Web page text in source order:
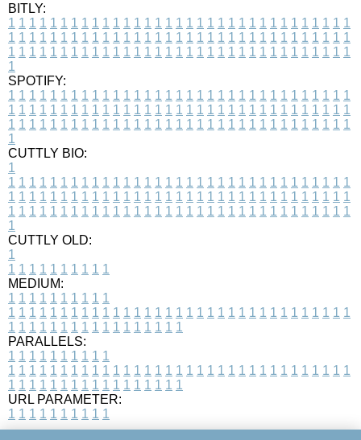
BITLY:
1 1 1 1 1 1 1 1 1 1 1 1 1 1 1 1 1 1 1 1 1 1 1 1 1 1 1 1 1 1 1 1 1
1 1 1 1 1 1 1 1 1 1 1 1 1 1 1 1 1 1 1 1 1 1 1 1 1 1 1 1 1 1 1 1 1
1 1 1 1 1 1 1 1 1 1 1 1 1 1 1 1 1 1 1 1 1 1 1 1 1 1 1 1 1 1 1 1 1
1
SPOTIFY:
1 1 1 1 1 1 1 1 1 1 1 1 1 1 1 1 1 1 1 1 1 1 1 1 1 1 1 1 1 1 1 1 1
1 1 1 1 1 1 1 1 1 1 1 1 1 1 1 1 1 1 1 1 1 1 1 1 1 1 1 1 1 1 1 1 1
1 1 1 1 1 1 1 1 1 1 1 1 1 1 1 1 1 1 1 1 1 1 1 1 1 1 1 1 1 1 1 1 1
1
CUTTLY BIO:
1
1 1 1 1 1 1 1 1 1 1 1 1 1 1 1 1 1 1 1 1 1 1 1 1 1 1 1 1 1 1 1 1 1
1 1 1 1 1 1 1 1 1 1 1 1 1 1 1 1 1 1 1 1 1 1 1 1 1 1 1 1 1 1 1 1 1
1 1 1 1 1 1 1 1 1 1 1 1 1 1 1 1 1 1 1 1 1 1 1 1 1 1 1 1 1 1 1 1 1
1
CUTTLY OLD:
1
1 1 1 1 1 1 1 1 1 1
MEDIUM:
1 1 1 1 1 1 1 1 1 1
1 1 1 1 1 1 1 1 1 1 1 1 1 1 1 1 1 1 1 1 1 1 1 1 1 1 1 1 1 1 1 1 1
1 1 1 1 1 1 1 1 1 1 1 1 1 1 1 1 1
PARALLELS:
1 1 1 1 1 1 1 1 1 1
1 1 1 1 1 1 1 1 1 1 1 1 1 1 1 1 1 1 1 1 1 1 1 1 1 1 1 1 1 1 1 1 1
1 1 1 1 1 1 1 1 1 1 1 1 1 1 1 1 1
URL PARAMETER:
1 1 1 1 1 1 1 1 1 1